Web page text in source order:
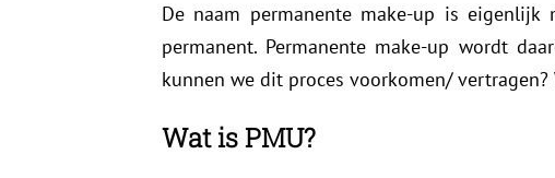
De naam permanente make-up is
permanent. Permanente make-up wordt
kunnen we dit proces voorkomen/
Wat is PMU?